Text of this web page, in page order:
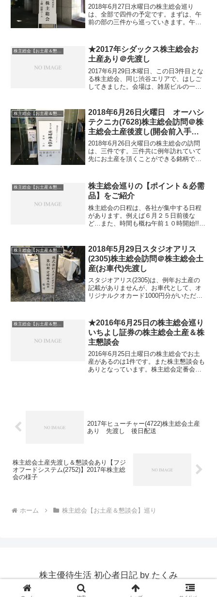
入手可能)
2018年6月27日水曜日の株主総会巡り
は、全部で四件の予定です。まずは、午
前の部の三件から巡っていきます。午後
した。移動手段はいろいろとありました
が今回、午前の三件...
★2017年シダックス株主総会お
土産あり＠先渡し
2017年6月29日木曜日、この日3件目とな
る株主総会、同じ渋谷エリアで、はしご
してきました。会場は、雑居ビルの一室
さんが看板を持っていました。会場は七
階ですが受付は6...
2018年6月26日火曜日 オーハシ
テクニカ(7628)株主総会訪問＠株
主総会土産後渡し(開会前入手可
能)
2018年6月26日火曜日の株主総会の訪問
は、三件です。三件共に例年訪れていて
先にお土産を頂くことができる銘柄で
した。この日の株主総会 日本電信電話 オ
ーハシテクニカ ...
株主総会【お土産＆懇談会】巡り
株主総会巡りの【ポイント＆必需
品】をご紹介
株主総会の日程は、各社が集中する日程
があります。例えば６月２５日前後な
ど…また、時間も概ね午前１０時開始!!一
５社程度重なります。１日にいくつも出
席したい時は、時間との...
株主総会【お土産＆懇談会】巡り
2018年5月29日スタジオアリス
(2305)株主総会訪問＠株主総会土
産(お車代)先渡し
スタジオアリス(2305)は、例年お土産の
記載がありませんが、お車代として、オ
リジナルクオカード1000円分がいただけ
付開始時間は9時となっています。会場
は、大...
株主総会【お土産＆懇談会】巡り
★2016年6月25日の株主総会巡り
いちよし証券の株主総会土産＆株
主懇談会
2016年6月25日土曜日の株主総会でお土
産があるのは1件です。また株主懇談会も
ありとなっています。株主総会定番会場
2017年ヒューチャー(4722)株主総会土産
あり 先渡し 後日配送
株主総会土産先渡し＆懇談会あり【フジ
オフードシステム(2752)】2017年株主総
会の様子
ホーム 株主総会【お土産＆懇談会】巡り
株主優待生活 初心者日記 by たくみ
© 2014 株主優待生活 初心者日記 by たくみ.